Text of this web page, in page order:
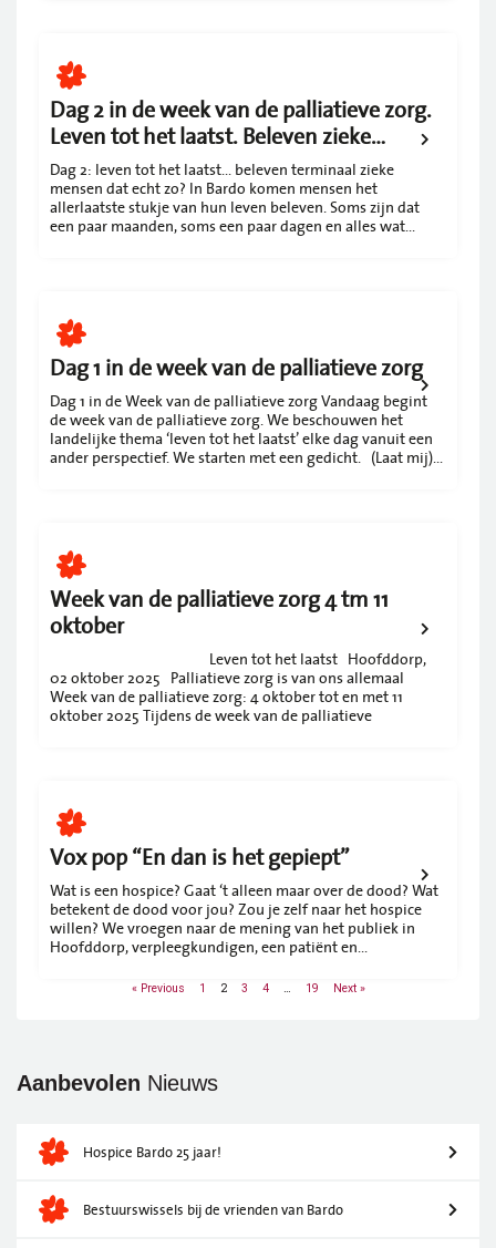
Dag 2 in de week van de palliatieve zorg.
Leven tot het laatst. Beleven zieke
mensen dat echt zo?
Dag 2: leven tot het laatst… beleven terminaal zieke
mensen dat echt zo? In Bardo komen mensen het
allerlaatste stukje van hun leven beleven. Soms zijn dat
een paar maanden, soms een paar dagen en alles wat
Dag 1 in de week van de palliatieve zorg
Dag 1 in de Week van de palliatieve zorg Vandaag begint
de week van de palliatieve zorg. We beschouwen het
landelijke thema ‘leven tot het laatst’ elke dag vanuit een
ander perspectief. We starten met een gedicht. (Laat mij)
Week van de palliatieve zorg 4 tm 11
oktober
Leven tot het laatst Hoofddorp,
02 oktober 2025 Palliatieve zorg is van ons allemaal
Week van de palliatieve zorg: 4 oktober tot en met 11
oktober 2025 Tijdens de week van de palliatieve
Vox pop “En dan is het gepiept”
Wat is een hospice? Gaat ‘t alleen maar over de dood? Wat
betekent de dood voor jou? Zou je zelf naar het hospice
willen? We vroegen naar de mening van het publiek in
Hoofddorp, verpleegkundigen, een patiënt en
mooi en toegankelijk portret met Bardo.
« Previous 1 2 3 4 … 19 Next »
Aanbevolen Nieuws
Hospice Bardo 25 jaar!
Bestuurswissels bij de vrienden van Bardo